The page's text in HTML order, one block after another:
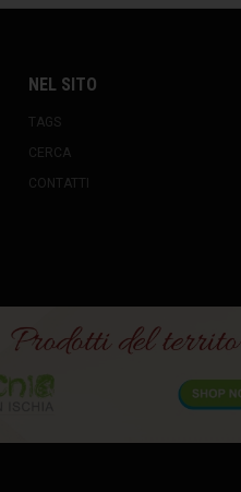
NEL SITO
TAGS
CERCA
CONTATTI